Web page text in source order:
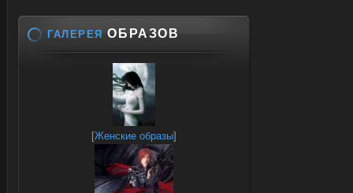
ГАЛЕРЕЯ ОБРАЗОВ
[Женские образы]